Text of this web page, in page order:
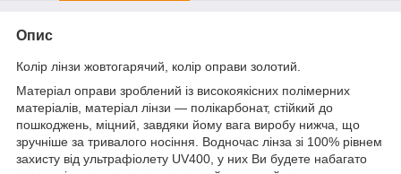
Опис
Колір лінзи жовтогарячий, колір оправи золотий.
Матеріал оправи зроблений із високоякісних полімерних
матеріалів, матеріал лінзи — полікарбонат, стійкий до
пошкоджень, міцний, завдяки йому вага виробу нижча, що
зручніше за тривалого носіння. Водночас лінза зі 100% рівнем
захисту від ультрафіолету UV400, у них Ви будете набагато